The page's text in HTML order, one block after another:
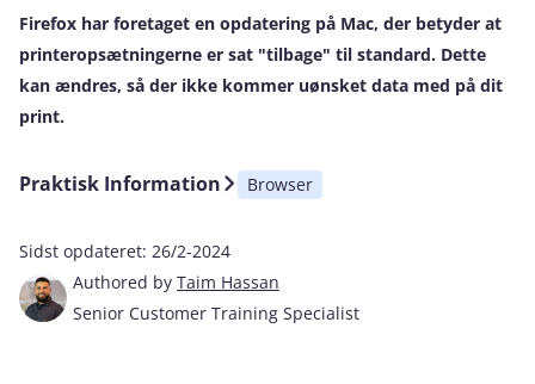
Firefox har foretaget en opdatering på Mac, der betyder at
printeropsætningerne er sat "tilbage" til standard. Dette
kan ændres, så der ikke kommer uønsket data med på dit
print.
Praktisk Information Browser
Sidst opdateret: 26/2-2024
Authored by Taim Hassan
Senior Customer Training Specialist